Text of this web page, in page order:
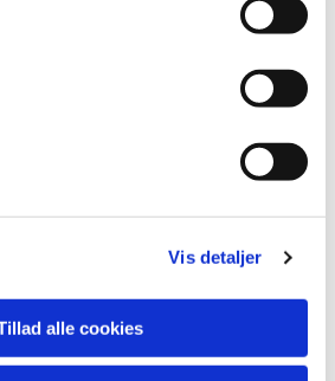
Vis detaljer
alle cookies
også kunne
lide...